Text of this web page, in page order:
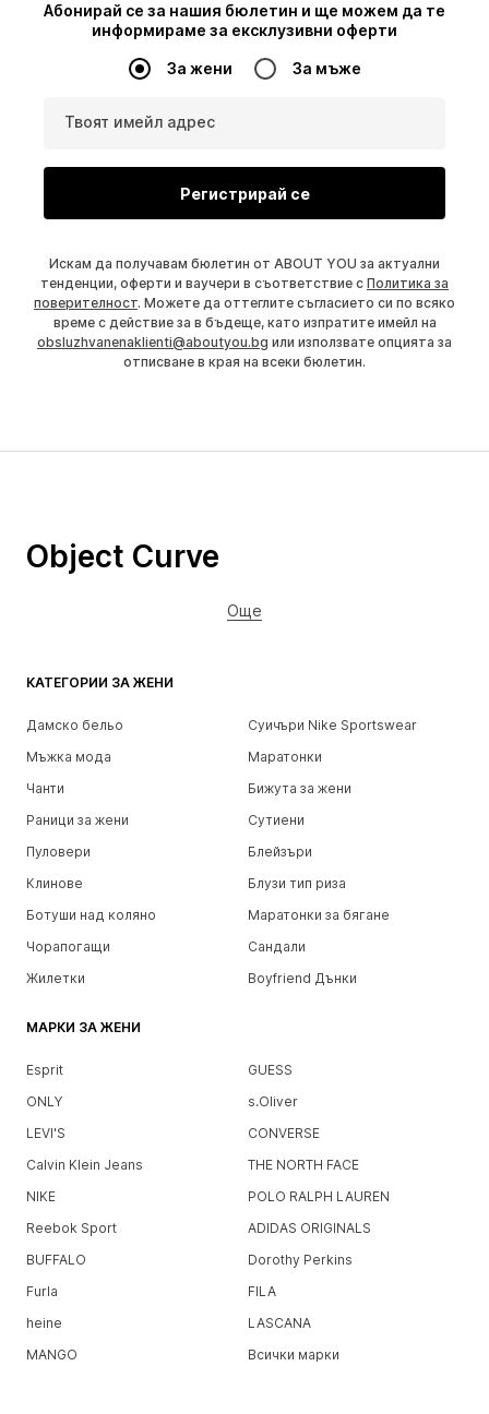
Абонирай се за нашия бюлетин и ще можем да те
информираме за ексклузивни оферти
За жени За мъже
Твоят имейл адрес
Регистрирай се
Искам да получавам бюлетин от ABOUT YOU за актуални
тенденции, оферти и ваучери в съответствие с Политика за
поверителност. Можете да оттеглите съгласието си по всяко
време с действие за в бъдеще, като изпратите имейл на
obsluzhvanenaklienti@aboutyou.bg или използвате опцията за
отписване в края на всеки бюлетин.
КАТЕГОРИИ ЗА ЖЕНИ
Дамско бельо
Суичъри Nike Sportswear
Мъжка мода
Маратонки
Чанти
Бижута за жени
Раници за жени
Сутиени
Пуловери
Блейзъри
Клинове
Блузи тип риза
Ботуши над коляно
Маратонки за бягане
Чорапогащи
Сандали
Жилетки
Boyfriend Дънки
МАРКИ ЗА ЖЕНИ
Esprit
GUESS
ONLY
s.Oliver
LEVI'S
CONVERSE
Calvin Klein Jeans
THE NORTH FACE
NIKE
POLO RALPH LAUREN
Reebok Sport
ADIDAS ORIGINALS
BUFFALO
Dorothy Perkins
Furla
FILA
heine
LASCANA
MANGO
Всички марки
Object Curve
Още